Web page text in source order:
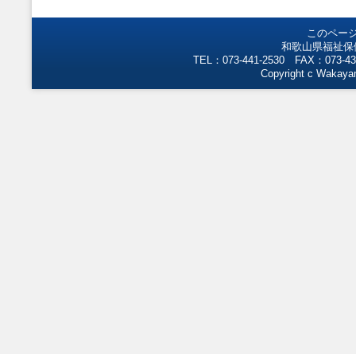
このペー
和歌山県福祉
TEL：073-441-2530 FAX：073-
Copyright c